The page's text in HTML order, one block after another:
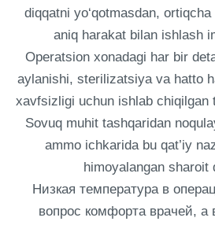
diqqatni yo‘qotmasdan,
aniq harakat bilan ishlash
Operatsion xonadagi har bir
aylanishi, sterilizatsiya va hatto
xavfsizligi uchun ishlab chiqilgan
Sovuq muhit tashqaridan
ammo ichkarida bu qat’iy
himoyalangan sharoit
Низкая температура в
вопрос комфорта врачей,